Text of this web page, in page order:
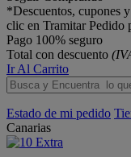
*Descuentos, cupones
clic en Tramitar Pedido
Pago 100% seguro
Total con descuento
Ir Al Carrito
Estado de mi pedido
Canarias